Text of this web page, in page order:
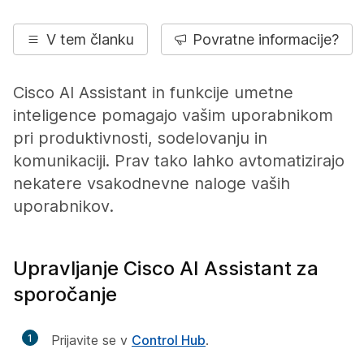
V tem članku Povratne informacije?
Cisco AI Assistant in funkcije umetne
inteligence pomagajo vašim uporabnikom
pri produktivnosti, sodelovanju in
komunikaciji. Prav tako lahko avtomatizirajo
nekatere vsakodnevne naloge vaših
uporabnikov.
Upravljanje Cisco AI Assistant za
sporočanje
1 Prijavite se v Control Hub.